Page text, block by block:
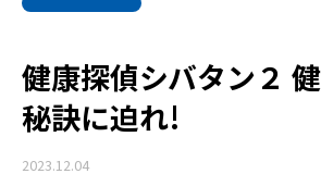
健康探偵シバタン２
秘訣に迫れ!
2023.12.04